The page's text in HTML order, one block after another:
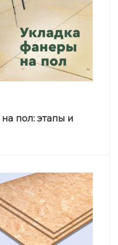
пол: этапы и